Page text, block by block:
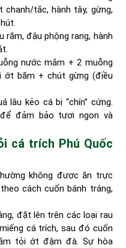
tắc, hành tây, gừng,
răm, đậu phộng rang, hành
nước mắm + 2 muỗng
băm + chút gừng (điều
lâu kẻo cá bị “chín” cứng.
đảm bảo tươi ngon và
cá trích Phú Quốc
không được ăn trực
cách cuốn bánh tráng,
đặt lên trên các loại rau
cá trích, sau đó cuốn
tỏi ớt đậm đà. Sự hòa